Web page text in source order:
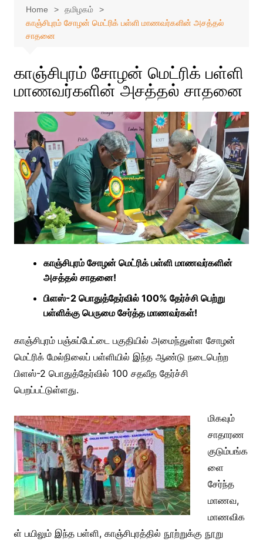
Home
தமிழகம்
காஞ்சிபுரம் சோழன் மெட்ரிக் பள்ளி மாணவர்களின் அசத்தல்
சாதனை
காஞ்சிபுரம் சோழன் மெட்ரிக் பள்ளி
மாணவர்களின் அசத்தல் சாதனை
காஞ்சிபுரம் சோழன் மெட்ரிக் பள்ளி மாணவர்களின்
அசத்தல் சாதனை!
பிளஸ்-2 பொதுத்தேர்வில் 100% தேர்ச்சி பெற்று
பள்ளிக்கு பெருமை சேர்த்த மாணவர்கள்!
காஞ்சிபுரம் பஞ்சுப்பேட்டை பகுதியில் அமைந்துள்ள சோழன்
மெட்ரிக் மேல்நிலைப் பள்ளியில் இந்த ஆண்டு நடைபெற்ற
பிளஸ்-2 பொதுத்தேர்வில் 100 சதவீத தேர்ச்சி
பெறப்பட்டுள்ளது.
மிகவும்
சாதாரண
குடும்பங்க
ளை
சேர்ந்த
மாணவ,
மாணவிக
ள் பயிலும் இந்த பள்ளி, காஞ்சிபுரத்தில் நூற்றுக்கு நூறு